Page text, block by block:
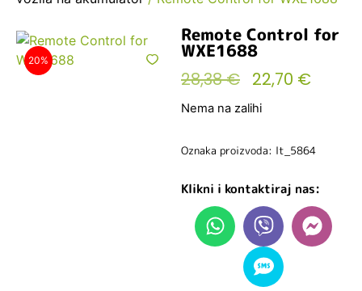
20%
Remote Control for
WXE1688
28,38€ 22,70 €
Nema na zalihi
Oznaka proizvoda: lt_5864
Klikni i kontaktiraj nas: